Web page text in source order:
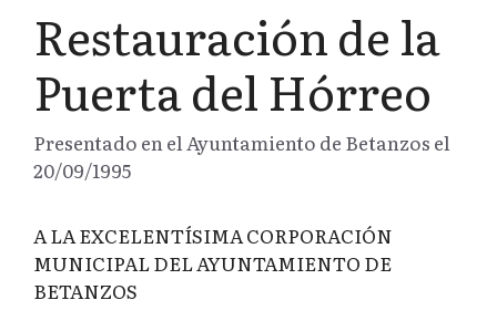
Restauración de la
Puerta del Hórreo
Presentado en el Ayuntamiento de Betanzos el
20/09/1995
A LA EXCELENTÍSIMA CORPORACIÓN
MUNICIPAL DEL AYUNTAMIENTO DE
BETANZOS